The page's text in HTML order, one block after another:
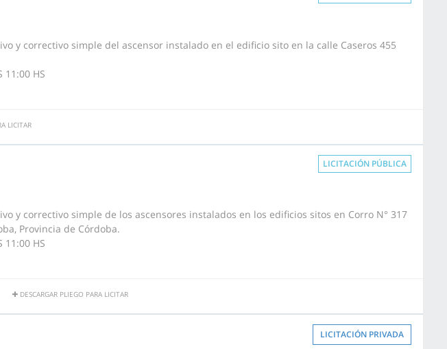
y correctivo simple del ascensor instalado en el edificio sito en la calle Caseros 455
11:00 HS
LICITAR
LICITACIÓN PÚBLICA
y correctivo simple de los ascensores instalados en los edificios sitos en Corro N° 317
Provincia de Córdoba.
11:00 HS
DESCARGAR PLIEGO PARA LICITAR
LICITACIÓN PRIVADA